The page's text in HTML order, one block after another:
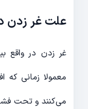
علت غر زدن
غر زدن در واقع
معمولا زمانی که
می‌کنند و تحت فشار